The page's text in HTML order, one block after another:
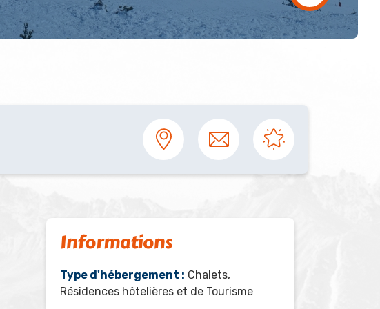
Informations
Type d'hébergement : Chalets,
Résidences hôtelières et de Tourisme